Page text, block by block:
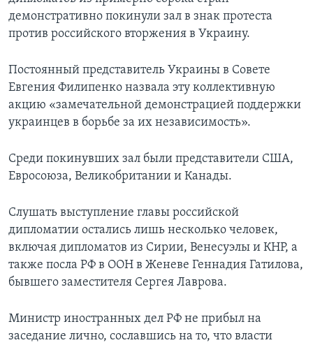
демонстративно покинули зал в знак протеста
против российского вторжения в Украину.
Постоянный представитель Украины в Совете
Евгения Филипенко назвала эту коллективную
акцию «замечательной демонстрацией поддержки
украинцев в борьбе за их независимость».
Среди покинувших зал были представители США,
Евросоюза, Великобритании и Канады.
Слушать выступление главы российской
дипломатии остались лишь несколько человек,
включая дипломатов из Сирии, Венесуэлы и КНР, а
также посла РФ в ООН в Женеве Геннадия Гатилова,
бывшего заместителя Сергея Лаврова.
Министр иностранных дел РФ не прибыл на
заседание лично, сославшись на то, что власти